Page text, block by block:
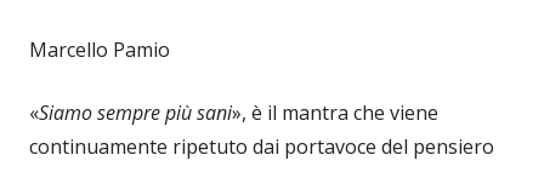
Marcello Pamio
«Siamo sempre più sani», è il mantra che viene
continuamente ripetuto dai portavoce del pensiero